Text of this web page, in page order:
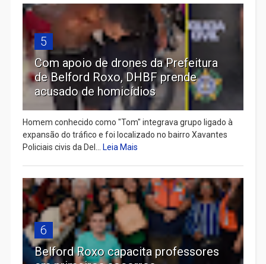
5
Com apoio de drones da Prefeitura
de Belford Roxo, DHBF prende
acusado de homicídios
Homem conhecido como "Tom" integrava grupo ligado à
expansão do tráfico e foi localizado no bairro Xavantes
Policiais civis da Del... Leia Mais
6
Belford Roxo capacita professores